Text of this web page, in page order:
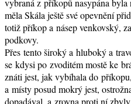
vybraná z příkopů nasypána
měla Skála ještě své opevnění
totiž příkop a násep venkovský,
podkovy.
Přes tento široký a hluboký a
se kdysi po zvoditém mostě ke
znáti jest, jak vybíhala do
a místy posud mokrý jest,
dopadával, a zrovna proti ní